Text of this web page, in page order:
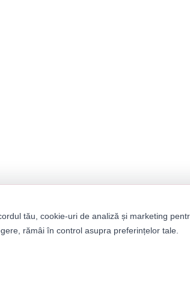
tău, cookie-uri de analiză și marketing
rămâi în control asupra preferințelor tale.